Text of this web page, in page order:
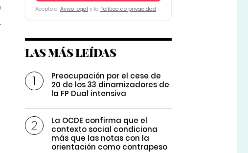
Acepto el Aviso legal y la Política de privacidad
LAS MÁS LEÍDAS
Preocupación por el cese de
20 de los 33 dinamizadores de
la FP Dual intensiva
La OCDE confirma que el
contexto social condiciona
más que las notas con la
orientación como contrapeso